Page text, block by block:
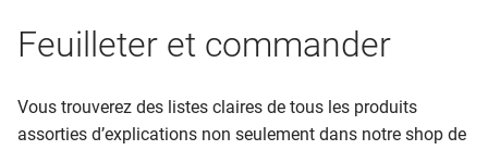
Feuilleter et commander
Vous trouverez des listes claires de tous les produits
assorties d’explications non seulement dans notre shop de